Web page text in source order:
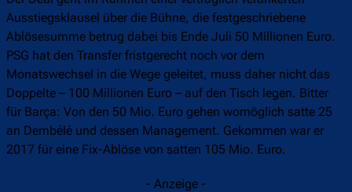
Ausstiegsklausel über die Bühne, die festgeschriebene
Ablösesumme betrug dabei bis Ende Juli 50 Millionen Euro.
PSG hat den Transfer fristgerecht noch vor dem
Monatswechsel in die Wege geleitet, muss daher nicht das
Doppelte – 100 Millionen Euro – auf den Tisch legen. Bitter
für Barça: Von den 50 Mio. Euro gehen womöglich satte 25
an Dembélé und dessen Management. Gekommen war er
2017 für eine Fix-Ablöse von satten 105 Mio. Euro.
- Anzeige -